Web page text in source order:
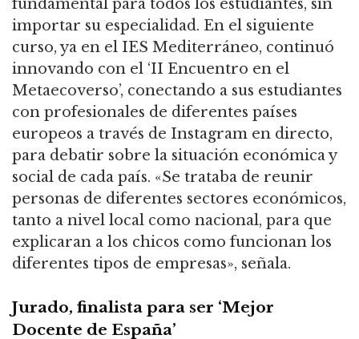
fundamental para todos los estudiantes, sin
importar su especialidad. En el siguiente
curso, ya en el IES Mediterráneo, continuó
innovando con el ‘II Encuentro en el
Metaecoverso’, conectando a sus estudiantes
con profesionales de diferentes países
europeos a través de Instagram en directo,
para debatir sobre la situación económica y
social de cada país. «Se trataba de reunir
personas de diferentes sectores económicos,
tanto a nivel local como nacional, para que
explicaran a los chicos como funcionan los
diferentes tipos de empresas», señala.
Jurado, finalista para ser ‘Mejor
Docente de España’